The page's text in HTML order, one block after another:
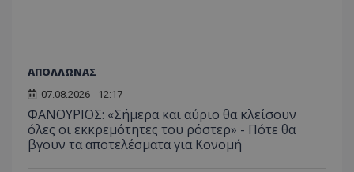
ΑΠΟΛΛΩΝΑΣ
07.08.2026 - 12:17
ΦΑΝΟΥΡΙΟΣ: «Σήμερα και αύριο θα κλείσουν
όλες οι εκκρεμότητες του ρόστερ» - Πότε θα
βγουν τα αποτελέσματα για Κονομή